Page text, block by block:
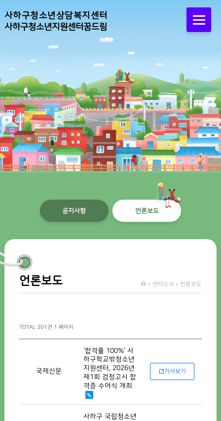
사하구청소년상담복지센터
사하구청소년지원센터꿈드림
공지사항 언론보도
언론보도 센터소식 언론보도
TOTAL 301건 1 페이지
국제신문
‘합격률 100%’ 사
하구학교밖청소년
지원센터, 2026년
제1회 검정고시 합
격증 수여식 개최
기사보기
사하구 국립청소년